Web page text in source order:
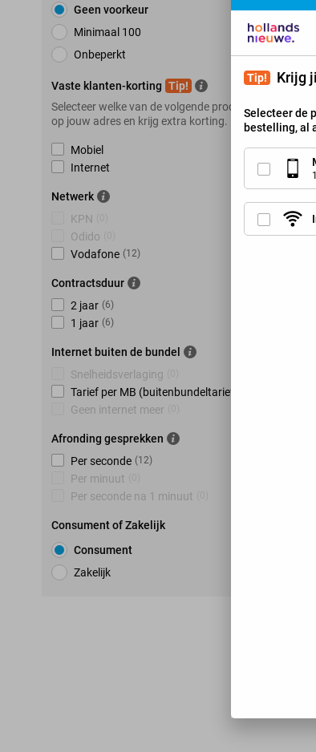
Geen voorkeur
Minimaal 100
Onbeperkt
Vaste klanten-korting Tip!
Selecteer welke van de volgende producten je hebt
op jouw adres en krijg extra korting.
Mobiel
Internet
Netwerk
KPN
Odido
Vodafone (12)
Contractsduur
2 jaar (6)
1 jaar (6)
Internet buiten de bundel
Snelheidsverlaging
Tarief per MB (buitenbundeltarief)
Geen internet meer
Afronding gesprekken
Per seconde (12)
Per minuut
Per seconde na 1 minuut
Consument of Zakelijk
Consument
Zakelijk
Tip! Krijg
Selecteer de
bestelling, al